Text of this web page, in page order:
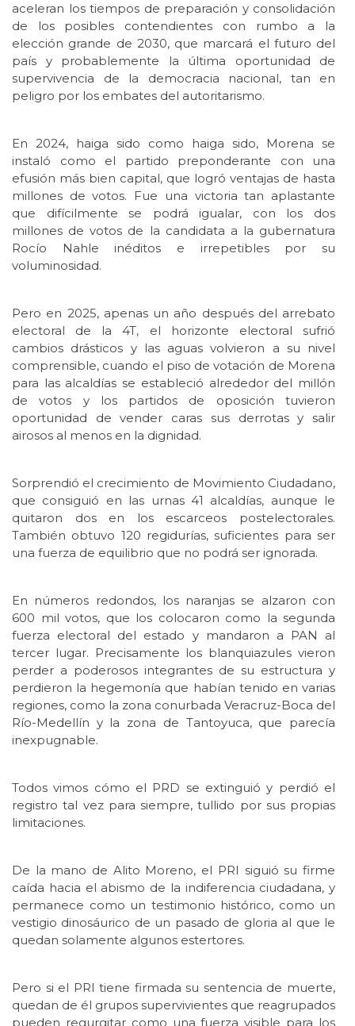
aceleran los tiempos de preparación y consolidación
de los posibles contendientes con rumbo a la
elección grande de 2030, que marcará el futuro del
país y probablemente la última oportunidad de
supervivencia de la democracia nacional, tan en
peligro por los embates del autoritarismo.
En 2024, haiga sido como haiga sido, Morena se
instaló como el partido preponderante con una
efusión más bien capital, que logró ventajas de hasta
millones de votos. Fue una victoria tan aplastante
que difícilmente se podrá igualar, con los dos
millones de votos de la candidata a la gubernatura
Rocío Nahle inéditos e irrepetibles por su
voluminosidad.
Pero en 2025, apenas un año después del arrebato
electoral de la 4T, el horizonte electoral sufrió
cambios drásticos y las aguas volvieron a su nivel
comprensible, cuando el piso de votación de Morena
para las alcaldías se estableció alrededor del millón
de votos y los partidos de oposición tuvieron
oportunidad de vender caras sus derrotas y salir
airosos al menos en la dignidad.
Sorprendió el crecimiento de Movimiento Ciudadano,
que consiguió en las urnas 41 alcaldías, aunque le
quitaron dos en los escarceos postelectorales.
También obtuvo 120 regidurías, suficientes para ser
una fuerza de equilibrio que no podrá ser ignorada.
En números redondos, los naranjas se alzaron con
600 mil votos, que los colocaron como la segunda
fuerza electoral del estado y mandaron a PAN al
tercer lugar. Precisamente los blanquiazules vieron
perder a poderosos integrantes de su estructura y
perdieron la hegemonía que habían tenido en varias
regiones, como la zona conurbada Veracruz-Boca del
Río-Medellín y la zona de Tantoyuca, que parecía
inexpugnable.
Todos vimos cómo el PRD se extinguió y perdió el
registro tal vez para siempre, tullido por sus propias
limitaciones.
De la mano de Alito Moreno, el PRI siguió su firme
caída hacia el abismo de la indiferencia ciudadana, y
permanece como un testimonio histórico, como un
vestigio dinosáurico de un pasado de gloria al que le
quedan solamente algunos estertores.
Pero si el PRI tiene firmada su sentencia de muerte,
quedan de él grupos supervivientes que reagrupados
pueden regurgitar como una fuerza visible para los